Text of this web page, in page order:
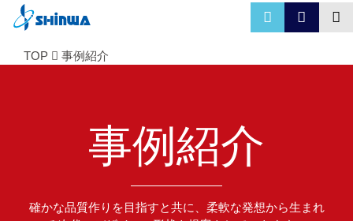
TOP 事例紹介
事例紹介
確かな品質作りを目指すと共に、柔軟な発想から生まれ